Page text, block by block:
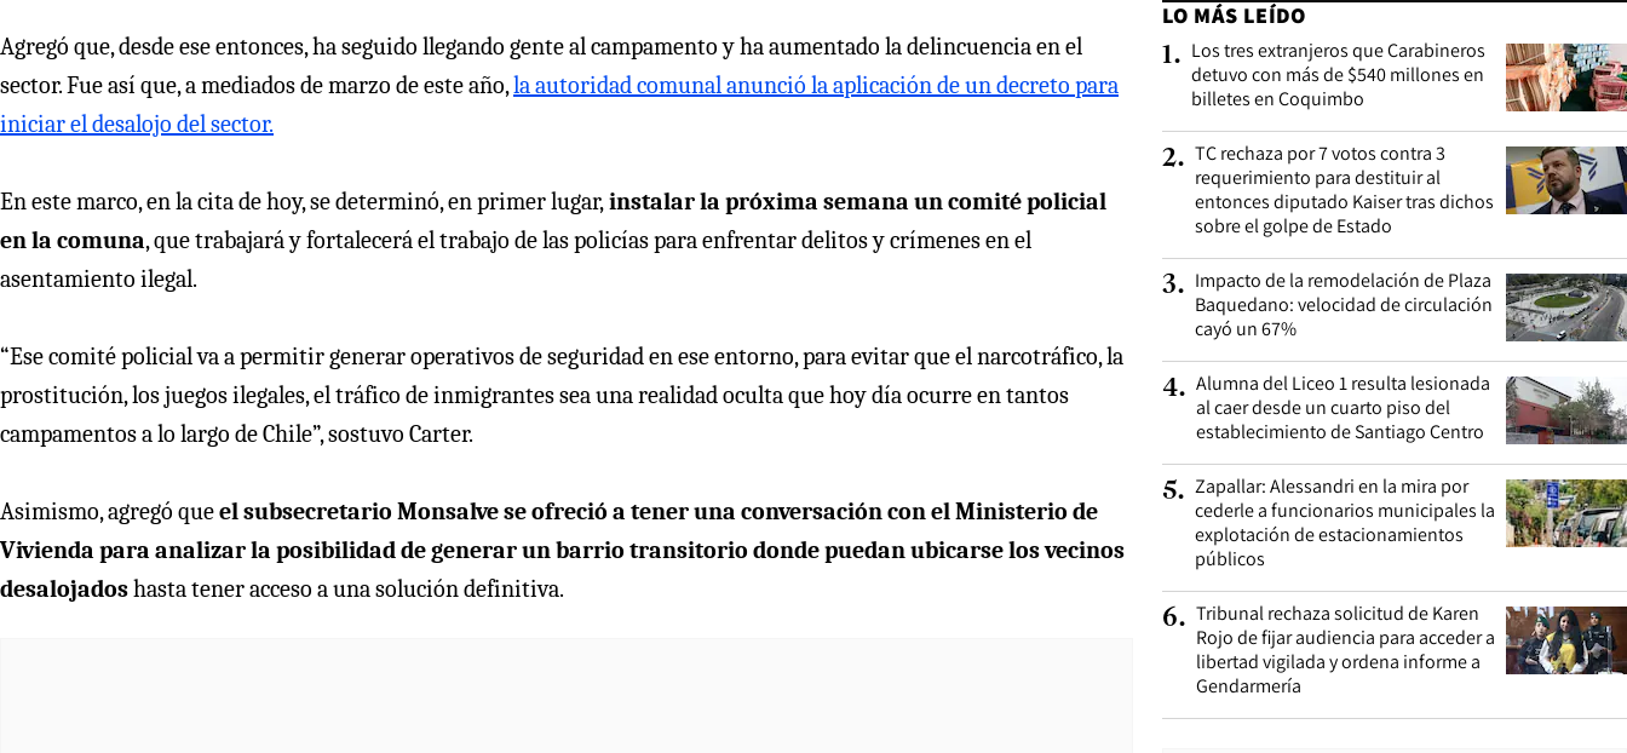
Agregó que, desde ese entonces, ha seguido llegando gente al campamento y ha aumentado la delincuencia en el
sector. Fue así que, a mediados de marzo de este año,la autoridad comunal anunció la aplicación de un decreto para
iniciar el desalojo del sector.
En este marco, en la cita de hoy, se determinó, en primer lugar,instalar la próxima semana un comité policial
en la comuna, que trabajará y fortalecerá el trabajo de las policías para enfrentar delitos y crímenes en el
asentamiento ilegal.
“Ese comité policial va a permitir generar operativos de seguridad en ese entorno, para evitar que el narcotráfico, la
prostitución, los juegos ilegales, el tráfico de inmigrantes sea una realidad oculta que hoy día ocurre en tantos
campamentos a lo largo de Chile”, sostuvo Carter.
Asimismo, agregó queel subsecretario Monsalve se ofreció a tener una conversación con el Ministerio de
Vivienda para analizar la posibilidad de generar un barrio transitorio donde puedan ubicarse los vecinos
desalojadoshasta tener acceso a una solución definitiva.
LO MÁS LEÍDO
1. Los tres extranjeros que Carabineros
detuvo con más de $540 millones en
billetes en Coquimbo
2. TC rechaza por 7 votos contra 3
requerimiento para destituir al
entonces diputado Kaiser tras dichos
sobre el golpe de Estado
3. Impacto de la remodelación de Plaza
Baquedano: velocidad de circulación
cayó un 67%
4. Alumna del Liceo 1 resulta lesionada
al caer desde un cuarto piso del
establecimiento de Santiago Centro
5. Zapallar: Alessandri en la mira por
cederle a funcionarios municipales la
explotación de estacionamientos
públicos
6. Tribunal rechaza solicitud de Karen
Rojo de fijar audiencia para acceder a
libertad vigilada y ordena informe a
Gendarmería